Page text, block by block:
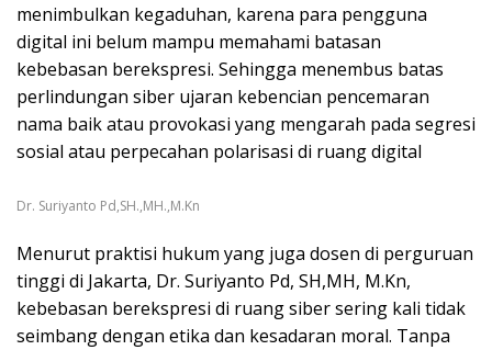
menimbulkan kegaduhan, karena para pengguna
digital ini belum mampu memahami batasan
kebebasan berekspresi. Sehingga menembus batas
perlindungan siber ujaran kebencian pencemaran
nama baik atau provokasi yang mengarah pada segresi
sosial atau perpecahan polarisasi di ruang digital
Dr. Suriyanto Pd,SH.,MH.,M.Kn
Menurut praktisi hukum yang juga dosen di perguruan
tinggi di Jakarta, Dr. Suriyanto Pd, SH,MH, M.Kn,
kebebasan berekspresi di ruang siber sering kali tidak
seimbang dengan etika dan kesadaran moral. Tanpa